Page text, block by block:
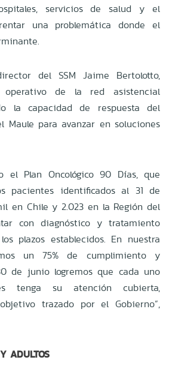
servicios de salud y el
una problemática donde el
del SSM Jaime Bertolotto,
de la red asistencial
la capacidad de respuesta del
Maule para avanzar en soluciones
el Plan Oncológico 90 Días, que
pacientes identificados al 31 de
en Chile y 2.023 en la Región del
con diagnóstico y tratamiento
plazos establecidos. En nuestra
un 75% de cumplimiento y
de junio logremos que cada uno
tenga su atención cubierta,
trazado por el Gobierno”,
ADULTOS